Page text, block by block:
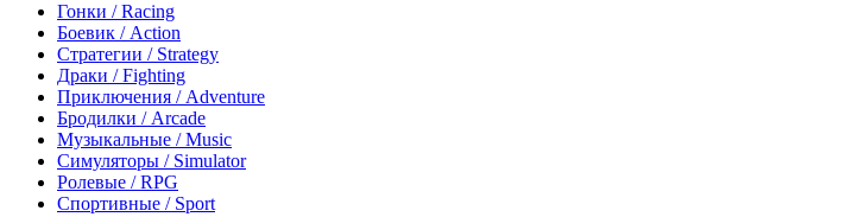
Гонки / Racing
Боевик / Action
Стратегии / Strategy
Драки / Fighting
Приключения / Adventure
Бродилки / Arcade
Музыкальные / Music
Симуляторы / Simulator
Ролевые / RPG
Спортивные / Sport